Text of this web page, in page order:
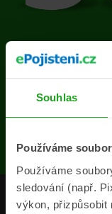
Souhlas
Používáme
Používáme
sledování (např.
výkon, přizpůsobit
Na
Produkty